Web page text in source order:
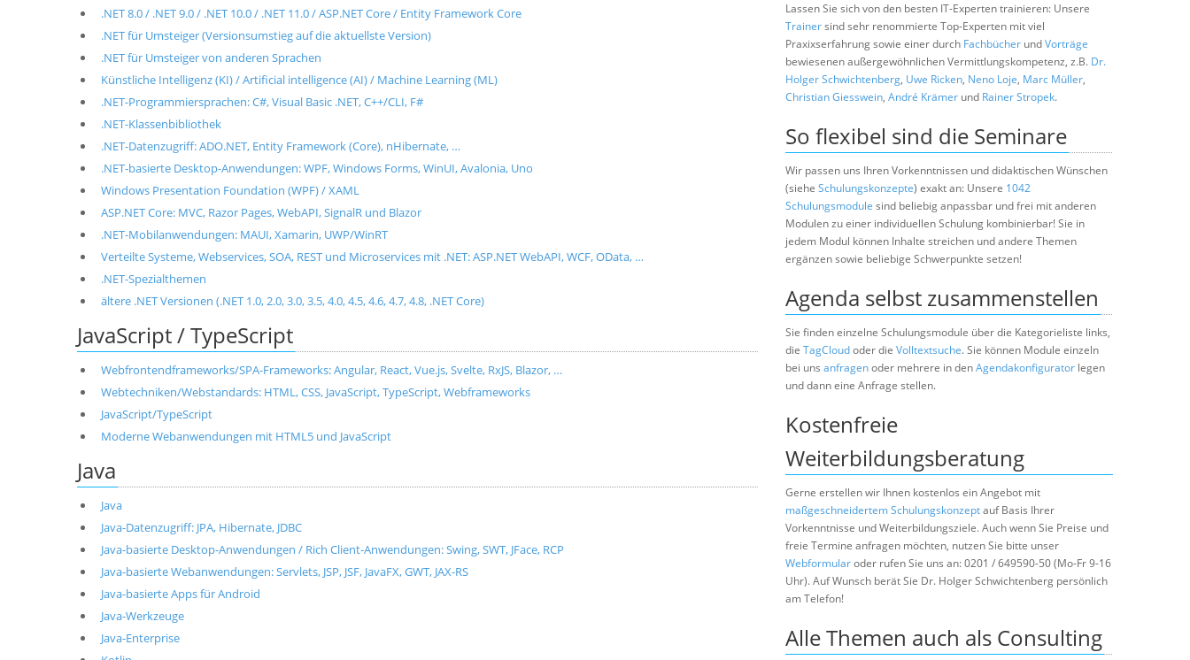
.NET 8.0 / .NET 9.0 / .NET 10.0 / .NET 11.0 / ASP.NET Core / Entity Framework Core
.NET für Umsteiger (Versionsumstieg auf die aktuellste Version)
.NET für Umsteiger von anderen Sprachen
Künstliche Intelligenz (KI) / Artificial intelligence (AI) / Machine Learning (ML)
.NET-Programmiersprachen: C#, Visual Basic .NET, C++/CLI, F#
.NET-Klassenbibliothek
.NET-Datenzugriff: ADO.NET, Entity Framework (Core), nHibernate, …
.NET-basierte Desktop-Anwendungen: WPF, Windows Forms, WinUI, Avalonia, Uno
Windows Presentation Foundation (WPF) / XAML
ASP.NET Core: MVC, Razor Pages, WebAPI, SignalR und Blazor
.NET-Mobilanwendungen: MAUI, Xamarin, UWP/WinRT
Verteilte Systeme, Webservices, SOA, REST und Microservices mit .NET: ASP.NET WebAPI, WCF, OData, …
.NET-Spezialthemen
ältere .NET Versionen (.NET 1.0, 2.0, 3.0, 3.5, 4.0, 4.5, 4.6, 4.7, 4.8, .NET Core)
JavaScript / TypeScript
Webfrontendframeworks/SPA-Frameworks: Angular, React, Vue.js, Svelte, RxJS, Blazor, …
Webtechniken/Webstandards: HTML, CSS, JavaScript, TypeScript, Webframeworks
JavaScript/TypeScript
Moderne Webanwendungen mit HTML5 und JavaScript
Java
Java
Java-Datenzugriff: JPA, Hibernate, JDBC
Java-basierte Desktop-Anwendungen / Rich Client-Anwendungen: Swing, SWT, JFace, RCP
Java-basierte Webanwendungen: Servlets, JSP, JSF, JavaFX, GWT, JAX-RS
Java-basierte Apps für Android
Java-Werkzeuge
Java-Enterprise
Lassen Sie sich von den besten IT-Experten trainieren: Unsere
Trainersind sehr renommierte Top-Experten mit viel
Praxixserfahrung sowie einer durch Fachbücher undVorträge
bewiesenen außergewöhnlichen Vermittlungskompetenz, z.B. Dr.
Holger Schwichtenberg, Uwe Ricken, Neno Loje, Marc Müller,
Christian Giesswein, André Krämer und Rainer Stropek.
So flexibel sind die Seminare
Wir passen uns Ihren Vorkenntnissen und didaktischen Wünschen
(siehe Schulungskonzepte) exakt an: Unsere 1042
Schulungsmodule sind beliebig anpassbar und frei mit anderen
Modulen zu einer individuellen Schulung kombinierbar! Sie in
jedem Modul können Inhalte streichen und andere Themen
ergänzen sowie beliebige Schwerpunkte setzen!
Agenda selbst zusammenstellen
Sie finden einzelne Schulungsmodule über die Kategorieliste links,
die TagCloudoder die Volltextsuche. Sie können Module einzeln
bei uns anfragenoder mehrere in denAgendakonfigurator legen
und dann eine Anfrage stellen.
Kostenfreie
Weiterbildungsberatung
Gerne erstellen wir Ihnen kostenlos ein Angebot mit
maßgeschneidertem Schulungskonzeptauf Basis Ihrer
Vorkenntnisse und Weiterbildungsziele. Auch wenn Sie Preise und
freie Termine anfragen möchten, nutzen Sie bitte unser
Webformularoder rufen Sie uns an: 0201 / 649590-50 (Mo-Fr 9-16
Uhr). Auf Wunsch berät Sie Dr. Holger Schwichtenberg persönlich
am Telefon!
Alle Themen auch als Consulting